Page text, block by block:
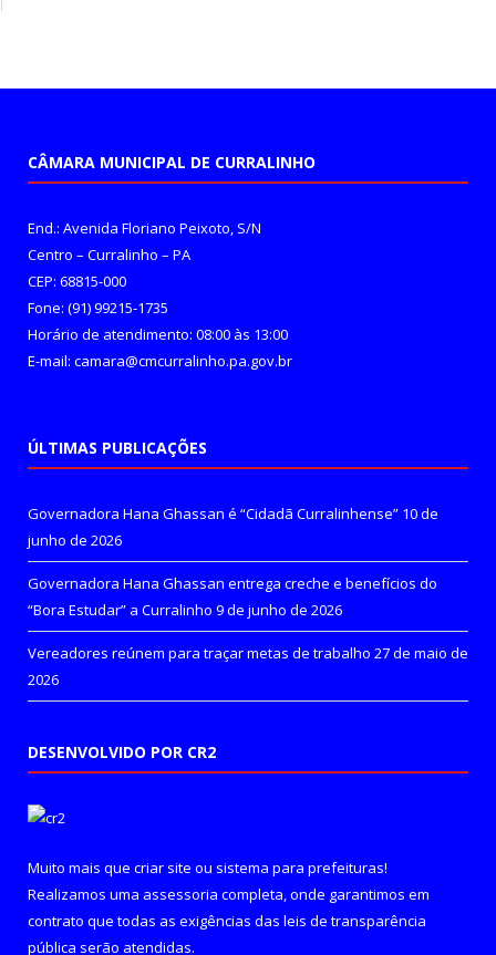
CÂMARA MUNICIPAL DE CURRALINHO
End.: Avenida Floriano Peixoto, S/N
Centro – Curralinho – PA
CEP: 68815-000
Fone: (91) 99215-1735
Horário de atendimento: 08:00 às 13:00
E-mail: camara@cmcurralinho.pa.gov.br
ÚLTIMAS PUBLICAÇÕES
Governadora Hana Ghassan é “Cidadã Curralinhense” 10 de
junho de 2026
Governadora Hana Ghassan entrega creche e benefícios do
“Bora Estudar” a Curralinho 9 de junho de 2026
Vereadores reúnem para traçar metas de trabalho 27 de maio de
2026
DESENVOLVIDO POR CR2
Muito mais que criar site ou sistema para prefeituras!
Realizamos uma assessoria completa, onde garantimos em
contrato que todas as exigências das leis de transparência
pública serão atendidas.